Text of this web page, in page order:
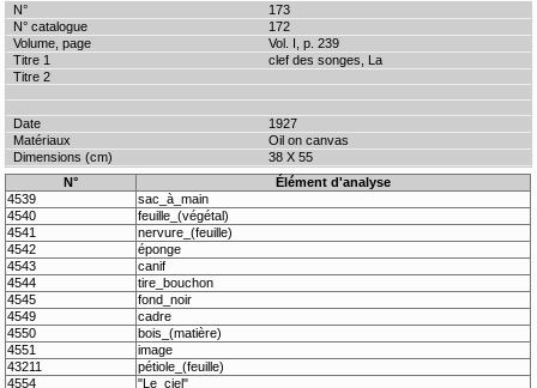
173
172
Vol. I, p. 239
clef des songes, La
1927
Oil on canvas
38 X 55
N°
Élément d'analyse
4539
sac_à_main
4540
feuille_(végétal)
4541
nervure_(feuille)
4542
éponge
4543
canif
4544
tire_bouchon
4545
fond_noir
4549
cadre
4550
bois_(matière)
4551
image
43211
pétiole_(feuille)
4554
"Le_ciel"